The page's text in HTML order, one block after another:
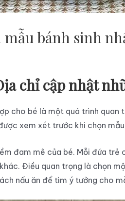
bánh sinh
chỉ cập nhật
cho bé là một quá trình
xem xét trước khi chọn mẫu
đam mê của bé. Mỗi đứa trẻ
Điều quan trọng là chọn
nấu ăn để tìm ý tưởng cho